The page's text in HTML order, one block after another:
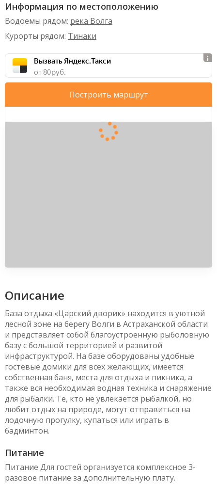
Информация по местоположению
Водоемы рядом: река Волга
Курорты рядом: Тинаки
Вызвать Яндекс.Такси
от 80 руб.
Построить маршрут
Описание
База отдыха «Царский дворик» находится в уютной
лесной зоне на берегу Волги в Астраханской области
и представляет собой благоустроенную рыболовную
базу с большой территорией и развитой
инфраструктурой. На базе оборудованы удобные
гостевые домики для всех желающих, имеется
собственная баня, места для отдыха и пикника, а
также вся необходимая водная техника и снаряжение
для рыбалки. Те, кто не увлекается рыбалкой, но
любит отдых на природе, могут отправиться на
лодочную прогулку, купаться или играть в
бадминтон.
Питание
Питание Для гостей организуется комплексное 3-
разовое питание за дополнительную плату.